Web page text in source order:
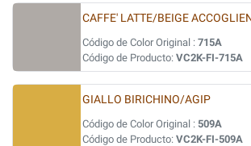
CAFFE' LATTE/BEIGE
Código de Color Original : 715A
Código de Producto: VC2K-FI-715A
GIALLO BIRICHINO/AGIP
Código de Color Original : 509A
Código de Producto: VC2K-FI-509A